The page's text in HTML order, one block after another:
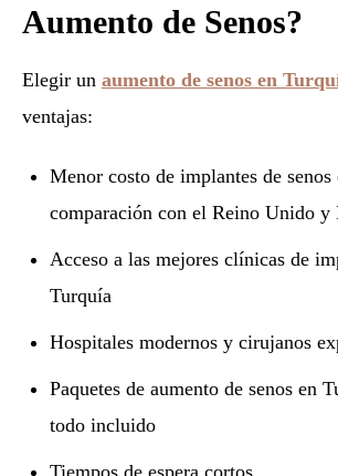
Aumento de Senos?
Elegir un aumento de senos en
ventajas:
Menor costo de implantes de
comparación con el Reino Unido y
Acceso a las mejores clínicas de
Turquía
Hospitales modernos y cirujanos
Paquetes de aumento de senos en
todo incluido